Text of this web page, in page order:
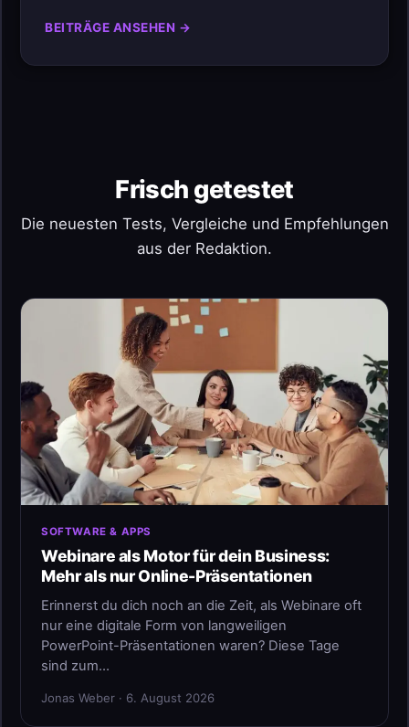
BEITRÄGE ANSEHEN →
Frisch getestet
Die neuesten Tests, Vergleiche und Empfehlungen
aus der Redaktion.
SOFTWARE & APPS
Webinare als Motor für dein Business:
Mehr als nur Online-Präsentationen
Erinnerst du dich noch an die Zeit, als Webinare oft
nur eine digitale Form von langweiligen
PowerPoint-Präsentationen waren? Diese Tage
sind zum…
Jonas Weber · 6. August 2026